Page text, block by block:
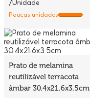
/Unidade
Poucas unidades
Prato de melamina
reutilizável terracota
âmbar 30.4x21.6x3.5cm